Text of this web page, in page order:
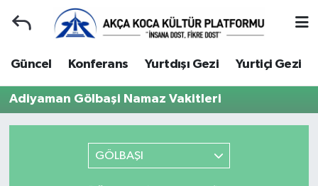
Güncel Konferans Yurtdışı Gezi Yurtiçi Gezi
Adiyaman Gölbaşi Namaz Vakitleri
GÖLBAŞI
Gençlerle Başbaşa
Güncel
Konferans
Kocaeli Hava Durumu
Kocaeli Namaz Vakitleri
Kocaeli Trafik Yoğunluk Haritası